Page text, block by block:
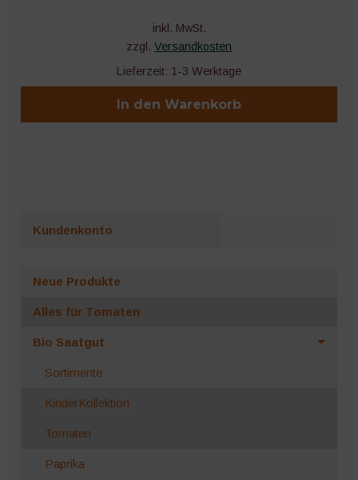
inkl. MwSt.
zzgl. Versandkosten
Lieferzeit: 1-3 Werktage
In den Warenkorb
Kundenkonto
Neue Produkte
Alles für Tomaten
Bio Saatgut
Sortimente
KinderKollektion
Tomaten
Paprika